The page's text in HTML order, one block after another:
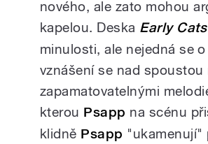
nového, ale zato mohou
kapelou. Deska Early
minulosti, ale nejedná se
vznášení se nad
zapamatovatelnými
kterou Psapp na scénu
klidně Psapp "ukamenují"